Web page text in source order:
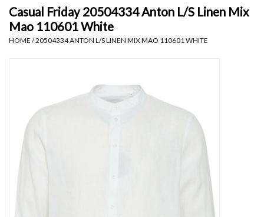
Schoenen
Casual Friday 20504334 Anton L/S Linen Mix
Mao 110601 White
HOME /20504334 ANTON L/S LINEN MIX MAO 110601 WHITE